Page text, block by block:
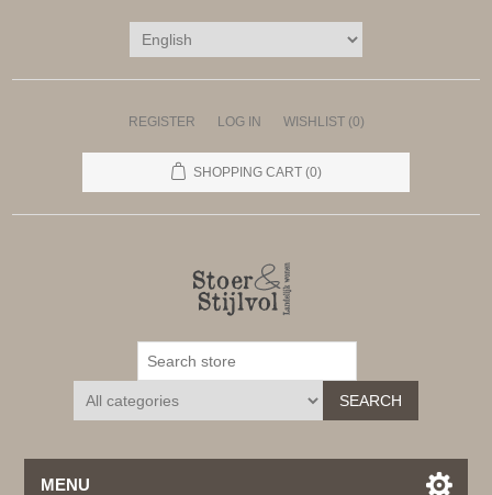
REGISTER LOG IN WISHLIST (0)
SHOPPING CART (0)
SEARCH
MENU